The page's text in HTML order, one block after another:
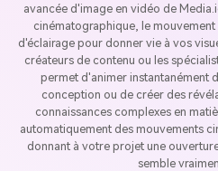
avancée d'image en vidéo de
cinématographique, le
d'éclairage pour donner vie à vos
créateurs de contenu ou les
permet d'animer instantanément
conception ou de créer des
connaissances complexes en
automatiquement des mouvements
donnant à votre projet une
semble